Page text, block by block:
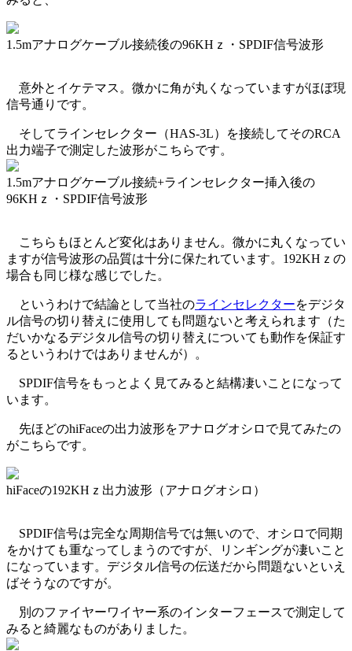
1.5mアナログケーブル接続後の96KHｚ・SPDIF信号波形
意外とイケテマス。微かに角が丸くなっていますがほぼ現
信号通りです。
そしてラインセレクター（HAS-3L）を接続してそのRCA
出力端子で測定した波形がこちらです。
1.5mアナログケーブル接続+ラインセレクター挿入後の
96KHｚ・SPDIF信号波形
こちらもほとんど変化はありません。微かに丸くなってい
ますが信号波形の品質は十分に保たれています。192KHｚの
場合も同じ様な感じでした。
というわけで結論として当社のラインセレクターをデジタ
ル信号の切り替えに使用しても問題ないと考えられます（た
だいかなるデジタル信号の切り替えについても動作を保証す
るというわけではありませんが）。
SPDIF信号をもっとよく見てみると結構凄いことになって
います。
先ほどのhiFaceの出力波形をアナログオシロで見てみたの
がこちらです。
hiFaceの192KHｚ出力波形（アナログオシロ）
SPDIF信号は完全な周期信号では無いので、オシロで同期
をかけても重なってしまうのですが、リンギングが凄いこと
になっています。デジタル信号の伝送だから問題ないといえ
ばそうなのですが。
別のファイヤーワイヤー系のインターフェースで測定して
みると綺麗なものがありました。